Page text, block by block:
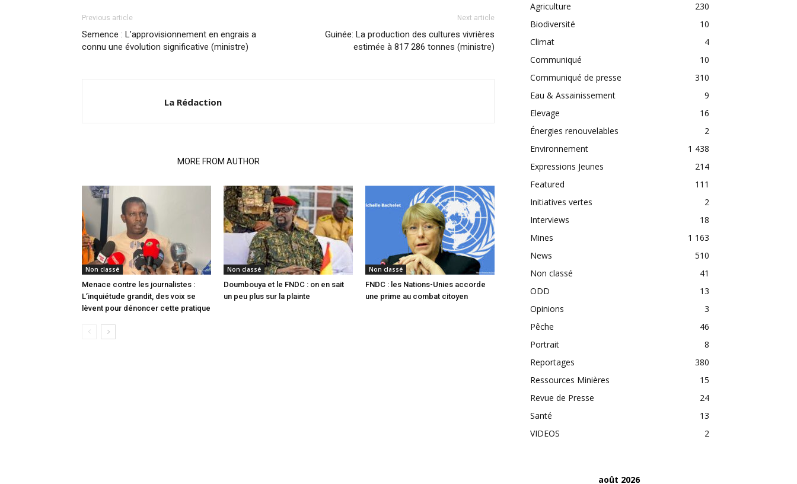
Previous article
Semence : L’approvisionnement en engrais a
connu une évolution significative (ministre)
Next article
Guinée: La production des cultures vivrières
estimée à 817 286 tonnes (ministre)
La Rédaction
MORE FROM AUTHOR
Non classé
Menace contre les journalistes :
L’inquiétude grandit, des voix se
lèvent pour dénoncer cette pratique
Non classé
Doumbouya et le FNDC : on en sait
un peu plus sur la plainte
Non classé
FNDC : les Nations-Unies accorde
une prime au combat citoyen
Agriculture
230
Biodiversité
10
Climat
4
Communiqué
10
Communiqué de presse
310
Eau & Assainissement
9
Elevage
16
Énergies renouvelables
2
Environnement
1 438
Expressions Jeunes
214
Featured
111
Initiatives vertes
2
Interviews
18
Mines
1 163
News
510
Non classé
41
ODD
13
Opinions
3
Pêche
46
Portrait
8
Reportages
380
Ressources Minières
15
Revue de Presse
24
Santé
13
VIDEOS
2
août 2026